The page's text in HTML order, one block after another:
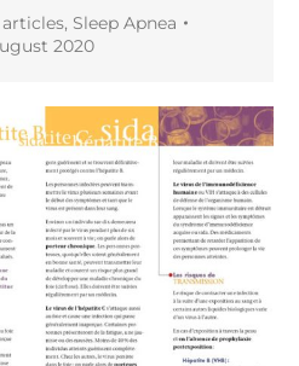
, Sleep Apnea
2020